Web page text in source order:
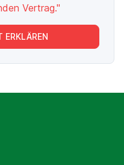
Vertrag."
ERKLÄREN